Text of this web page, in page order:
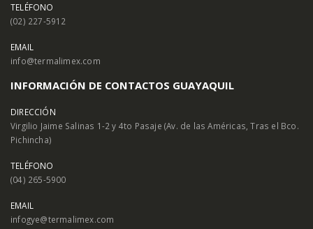
TELÉFONO
(02) 227-5912
EMAIL
info@termalimex.com
INFORMACIÓN DE CONTACTOS GUAYAQUIL
DIRECCIÓN
Virgilio Jaime Salinas 1-2 y 4to Pasaje (Av. de las Américas, Tras el Bco.
Pichincha)
TELÉFONO
(04) 265-5900
EMAIL
infogye@termalimex.com